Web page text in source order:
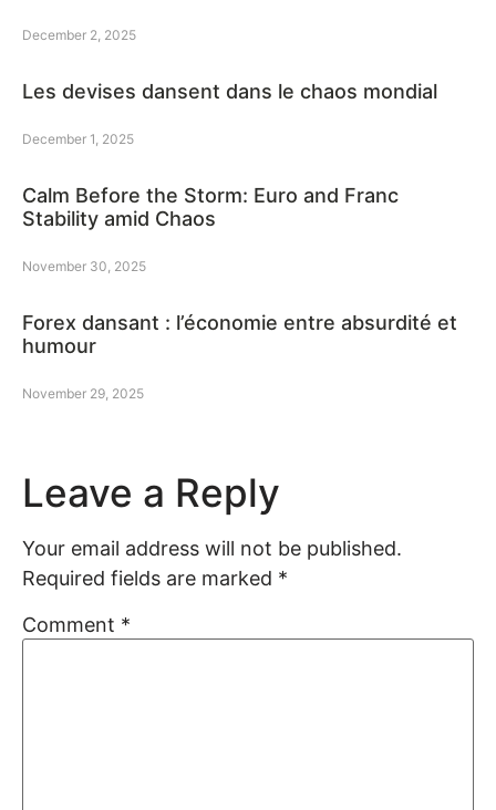
December 2, 2025
Les devises dansent dans le chaos mondial
December 1, 2025
Calm Before the Storm: Euro and Franc
Stability amid Chaos
November 30, 2025
Forex dansant : l’économie entre absurdité et
humour
November 29, 2025
Leave a Reply
Your email address will not be published.
Required fields are marked *
Comment *